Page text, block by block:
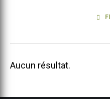
Aucun résultat.